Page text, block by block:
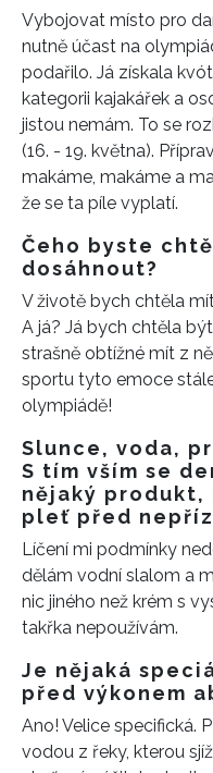
Vybojovat místo pro
nutně účast na
podařilo. Já získala
kategorii kajakářek a
jistou nemám. To se
(16. - 19. května).
makáme, makáme a
že se ta píle vyplatí.
Čeho byste
dosáhnout?
V životě bych chtěla
A já? Já bych chtěla
strašně obtížné mít z
sportu tyto emoce
olympiádě!
Slunce, voda,
S tím vším se
nějaký produkt,
pleť před
Líčení mi podmínky
dělám vodní slalom a
nic jiného než krém s
takřka nepoužívám.
Je nějaká
před výkonem
Ano! Velice specifická.
vodou z řeky, kterou